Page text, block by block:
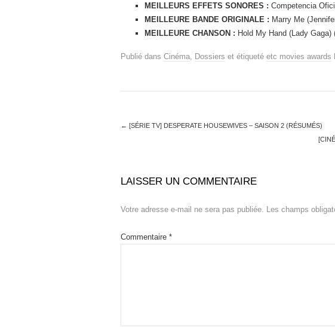
MEILLEURS EFFETS SONORES : Competencia
MEILLEURE BANDE ORIGINALE : Marry Me
MEILLEURE CHANSON : Hold My Hand (Lady
Publié dans Cinéma Dossiers et étiqueté etc movies awards
← [SÉRIE TV] DESPERATE HOUSEWIVES – SAISON 2 (RÉSUMÉS)
LAISSER UN COMMENTAIRE
Votre adresse e-mail ne sera pas publiée. Les champs
Commentaire *